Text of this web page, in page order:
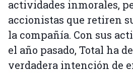
actividades inmorales,
accionistas que retiren
la compañía. Con sus
el año pasado, Total ha
verdadera intención de